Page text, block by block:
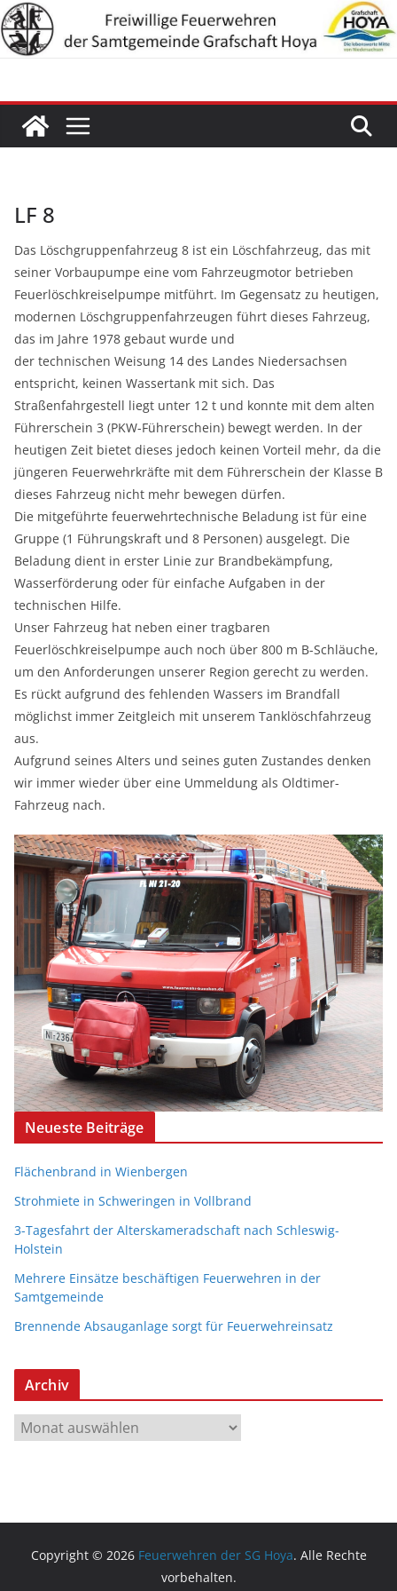
Zum
Inhalt
springen
LF 8
Das Löschgruppenfahrzeug 8 ist ein Löschfahrzeug, das mit
seiner Vorbaupumpe eine vom Fahrzeugmotor betrieben
Feuerlöschkreiselpumpe mitführt. Im Gegensatz zu heutigen,
modernen Löschgruppenfahrzeugen führt dieses Fahrzeug,
das im Jahre 1978 gebaut wurde und
der technischen Weisung 14 des Landes Niedersachsen
entspricht, keinen Wassertank mit sich. Das
Straßenfahrgestell liegt unter 12 t und konnte mit dem alten
Führerschein 3 (PKW-Führerschein) bewegt werden. In der
heutigen Zeit bietet dieses jedoch keinen Vorteil mehr, da die
jüngeren Feuerwehrkräfte mit dem Führerschein der Klasse B
dieses Fahrzeug nicht mehr bewegen dürfen.
Die mitgeführte feuerwehrtechnische Beladung ist für eine
Gruppe (1 Führungskraft und 8 Personen) ausgelegt. Die
Beladung dient in erster Linie zur Brandbekämpfung,
Wasserförderung oder für einfache Aufgaben in der
technischen Hilfe.
Unser Fahrzeug hat neben einer tragbaren
Feuerlöschkreiselpumpe auch noch über 800 m B-Schläuche,
um den Anforderungen unserer Region gerecht zu werden.
Es rückt aufgrund des fehlenden Wassers im Brandfall
möglichst immer Zeitgleich mit unserem Tanklöschfahrzeug
aus.
Aufgrund seines Alters und seines guten Zustandes denken
wir immer wieder über eine Ummeldung als Oldtimer-
Fahrzeug nach.
Neueste Beiträge
Flächenbrand in Wienbergen
Strohmiete in Schweringen in Vollbrand
3-Tagesfahrt der Alterskameradschaft nach Schleswig-
Holstein
Mehrere Einsätze beschäftigen Feuerwehren in der
Samtgemeinde
Brennende Absauganlage sorgt für Feuerwehreinsatz
Archiv
r
Copyright © 2026 Feuerwehren der SG Hoya. Alle Rechte
vorbehalten.